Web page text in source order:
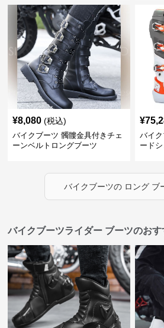
¥8,080 (税込)
バイクブーツ 髑髏金具付きチェ
ーンベルトロングブーツ
¥
バイ
ード
バイクブーツのロング ブ
バイクブーツライダー ブーツのお